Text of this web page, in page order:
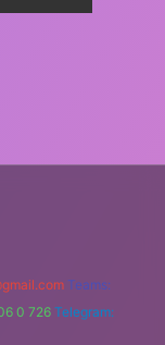
Teams:
0 726 Telegram: